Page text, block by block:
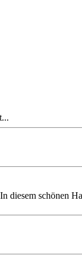
schönen